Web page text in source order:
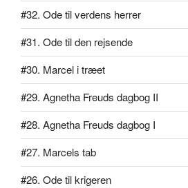
#32. Ode til verdens herrer
#31. Ode til den rejsende
#30. Marcel i træet
#29. Agnetha Freuds dagbog II
#28. Agnetha Freuds dagbog I
#27. Marcels tab
#26. Ode til krigeren